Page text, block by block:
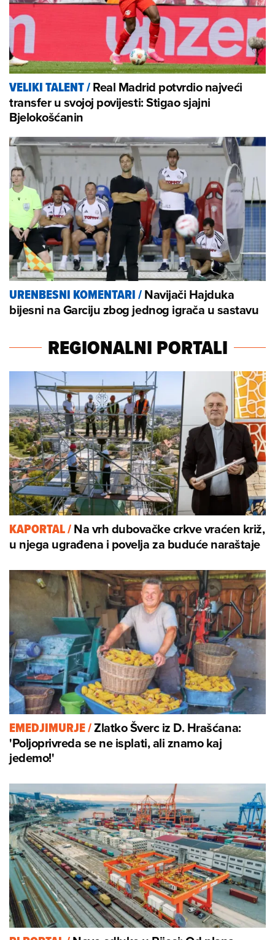
VELIKI TALENT/Real Madrid potvrdio najveći
transfer u svojoj povijesti: Stigao sjajni
Bjelokošćanin
URENBESNI KOMENTARI/Navijači Hajduka
bijesni na Garciju zbog jednog igrača u sastavu
REGIONALNI PORTALI
KAPORTAL/Na vrh dubovačke crkve vraćen križ,
u njega ugrađena i povelja za buduće naraštaje
EMEDJIMURJE/Zlatko Šverc iz D. Hrašćana:
'Poljoprivreda se ne isplati, ali znamo kaj
jedemo!'